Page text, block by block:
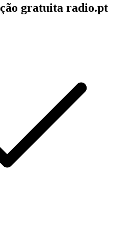
gratuita radio.pt